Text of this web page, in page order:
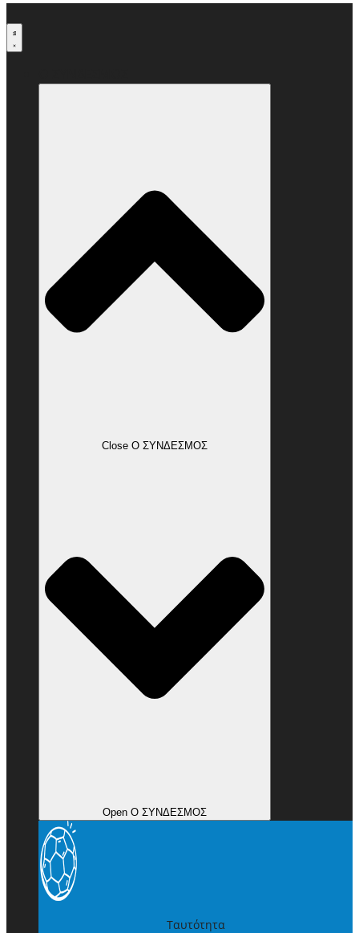
στο
περιεχόμενο
Close Ο ΣΥΝΔΕΣΜΟΣ
Open Ο ΣΥΝΔΕΣΜΟΣ
Ταυτότητα